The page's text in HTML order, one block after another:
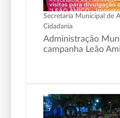
Secretaria Municipal de
Cidadania
Administração
campanha Leão